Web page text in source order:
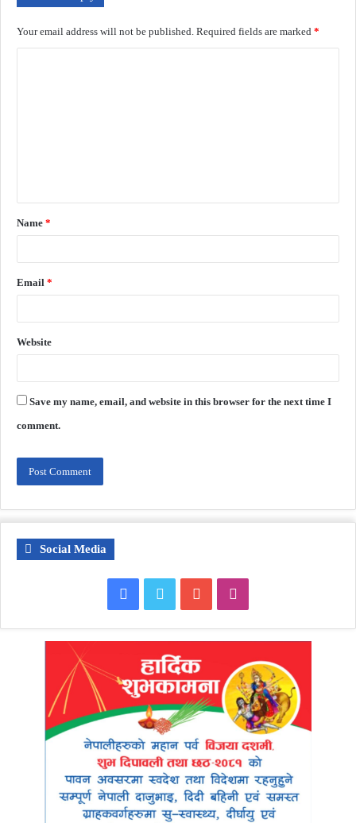
Your email address will not be published. Required fields are marked *
Name *
Email *
Website
Save my name, email, and website in this browser for the next time I
comment.
Social Media
FacebookTwitter YouTube